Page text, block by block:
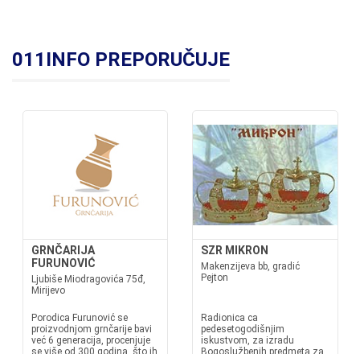
011INFO PREPORUČUJE
GRNČARIJA
FURUNOVIĆ
Ljubiše Miodragovića 75đ,
Mirijevo
Porodica Furunović se
proizvodnjom grnčarije bavi
već 6 generacija, procenjuje
se više od 300 godina, što ih
SZR MIKRON
Makenzijeva bb, gradić
Pejton
Radionica ca
pedesetogodišnjim
iskustvom, za izradu
Bogoslužbenih predmeta za